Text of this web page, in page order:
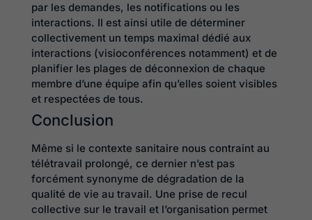
par les demandes, les notifications ou les
interactions. Il est ainsi utile de déterminer
collectivement un temps maximal dédié aux
interactions (visioconférences notamment) et de
planifier les plages de déconnexion de chaque
membre d’une équipe afin qu’elles soient visibles
et respectées de tous.
Conclusion
Même si le contexte sanitaire nous contraint au
télétravail prolongé, ce dernier n’est pas
forcément synonyme de dégradation de la
qualité de vie au travail. Une prise de recul
collective sur le travail et l’organisation permet